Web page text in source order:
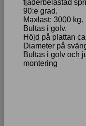
fjäderbelastad
90:e grad.
Maxlast: 3000 kg.
Bultas i golv.
Höjd på plattan
Diameter på
Bultas i golv och
montering